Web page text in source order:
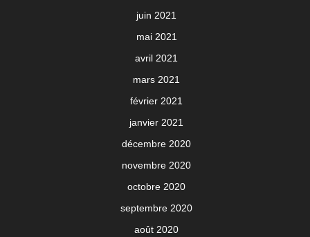
juin 2021
mai 2021
avril 2021
mars 2021
février 2021
janvier 2021
décembre 2020
novembre 2020
octobre 2020
septembre 2020
août 2020